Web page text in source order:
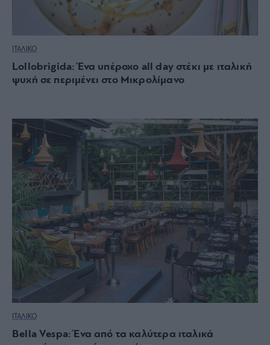
ΙΤΑΛΙΚΟ
Lollobrigida: Ένα υπέροχο all day στέκι με ιταλική
ψυχή σε περιμένει στο Μικρολίμανο
ΙΤΑΛΙΚΟ
Bella Vespa: Ένα από τα καλύτερα ιταλικά